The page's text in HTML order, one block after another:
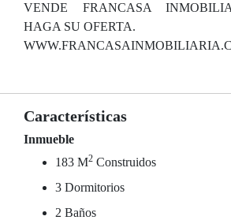
VENDE FRANCASA
HAGA SU OFERTA.
Características
Inmueble
183 M2 Construidos
3 Dormitorios
2 Baños